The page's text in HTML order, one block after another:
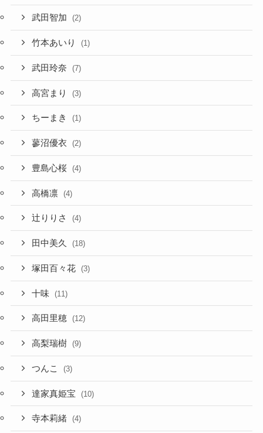
武田智加 (2)
竹本あいり (1)
武田玲奈 (7)
高宮まり (3)
ちーまき (1)
蓼沼優衣 (2)
豊島心桜 (4)
高橋凛 (4)
辻りりさ (4)
田中美久 (18)
塚田百々花 (3)
十味 (11)
高田里穂 (12)
高梨瑞樹 (9)
つんこ (3)
達家真姫宝 (10)
寺本莉緒 (4)